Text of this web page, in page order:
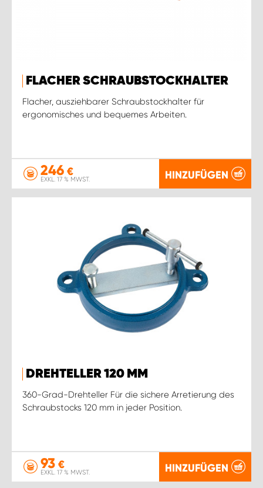
FLACHER SCHRAUBSTOCKHALTER
Flacher, ausziehbarer Schraubstockhalter für
ergonomisches und bequemes Arbeiten.
246 €
EXKL. 17 % MWST. HINZUFÜGEN
DREHTELLER 120 MM
360-Grad-Drehteller Für die sichere Arretierung des
Schraubstocks 120 mm in jeder Position.
93 €
EXKL. 17 % MWST. HINZUFÜGEN